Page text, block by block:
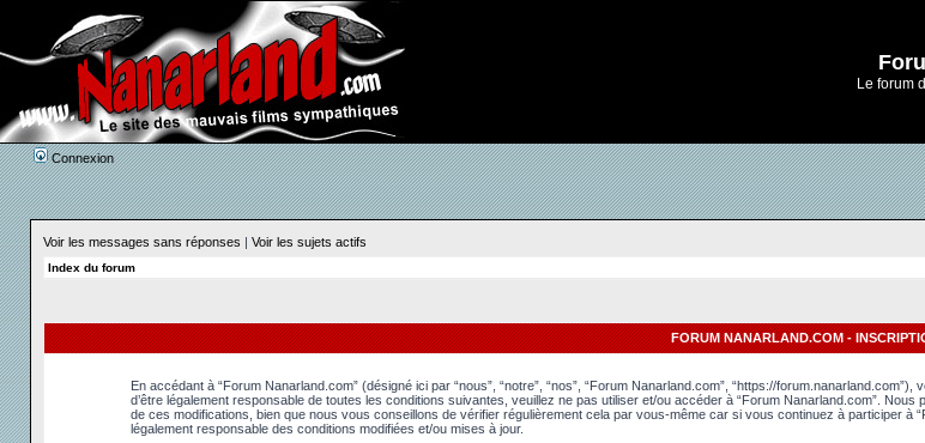
Le forum
Connexion
Voir les messages sans réponses | Voir les sujets actifs
Index du forum
FORUM NANARLAND.COM -
En accédant à “Forum Nanarland.com” (désigné ici par “nous”, “notre”, “nos”, “Forum Nanarland.com”, “https://
d’être légalement responsable de toutes les conditions suivantes, veuillez ne pas utiliser et/ou accéder à “Forum Nanarland.com”.
de ces modifications, bien que nous vous conseillons de vérifier régulièrement cela par vous-même car si vous continuez à participer à
légalement responsable des conditions modifiées et/ou mises à jour.